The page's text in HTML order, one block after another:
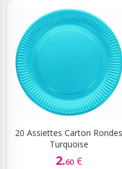
20 Assiettes Carton Rondes
Turquoise
2.60 €